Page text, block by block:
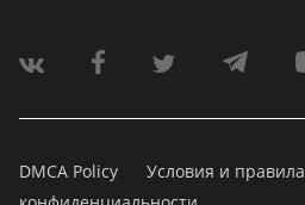
DMCA Policy Условия и правила